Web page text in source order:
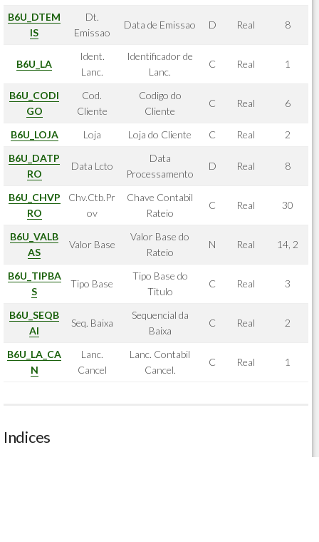
B6U_DTEM
IS
Dt.
Emissao
Data de Emissao D Real 8
B6U_LA
Ident.
Lanc.
Identificador de
Lanc.
C Real 1
B6U_CODI
GO
Cod.
Cliente
Codigo do
Cliente
C Real 6
B6U_LOJA Loja Loja do Cliente C Real
2
B6U_DATP
RO
Data Lcto
Data
Processamento
D Real 8
B6U_CHVP
RO
Chv.Ctb.Pr
ov
Chave Contabil
Rateio
C Real 30
B6U_VALB
AS
Valor Base
Valor Base do
Rateio
N Real 14, 2
B6U_TIPBA
S
Tipo Base
Tipo Base do
Titulo
C Real 3
B6U_SEQB
AI
Seq. Baixa
Sequencial da
Baixa
C Real 2
B6U_LA_CA
N
Lanc.
Cancel
Lanc. Contabil
Cancel.
C Real 1
Indices